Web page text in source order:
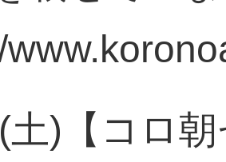
土)【コロ